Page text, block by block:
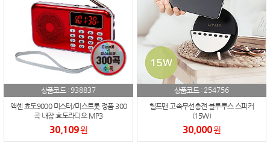
상품코드 :938837
액센 효도9000 미스터/미스트롯 정품 300
곡 내장 효도라디오 MP3
30,109원
상품코드 :254756
헬프맨 고속무선충전 블루투스 스피커
(15W)
30,000원